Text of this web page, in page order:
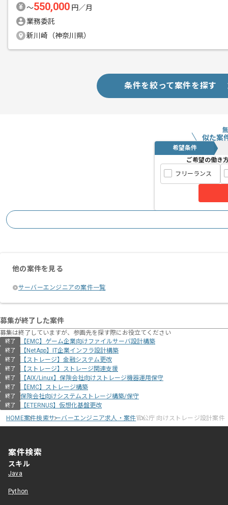
〜550,000 円／月
業務委託
新川崎（神奈川県）
条件を絞って案件を探す
似た案
希望条件
ご希望の働き
フリーランス
他の案件を見る
サーバーエンジニアの案件一覧
募集が終了した案件
募集は終了していますが、参画先を探す際にお役立てください
終了 【EMC】ゲーム企業向けファイルサーバ設計構築
終了 【NetApp】IT企業インフラ設計構築
終了 【ストレージ】金融システム更改
終了 【ストレージ】ストレージ関連支援
終了 【AIX/Linux】保険会社向けストレージ機器運用保守
終了 【EMC】ストレージ構築
終了 保険会社向けシステムストレージ構築/保守
終了
【ETERNUS】仮想化基盤更改
HOME案件検索サーバーエンジニア求人・案件官公庁 向けストレージ設計案件
案件検索
スキル
Java
Python